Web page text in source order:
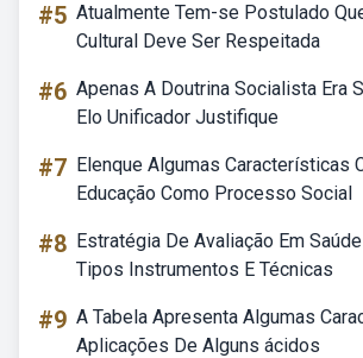
#5 Atualmente Tem-se Postulado
Cultural Deve Ser Respeitada
#6 Apenas A Doutrina Socialista Era
Elo Unificador Justifique
#7 Elenque Algumas Características
Educação Como Processo Social
#8 Estratégia De Avaliação Em
Tipos Instrumentos E Técnicas
#9 A Tabela Apresenta Algumas
Aplicações De Alguns ácidos